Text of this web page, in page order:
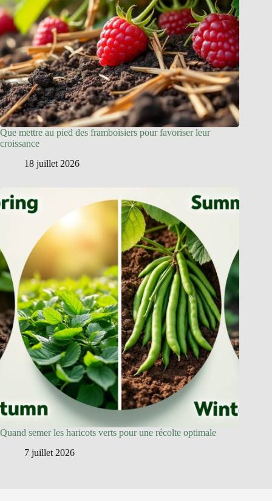
Que mettre au pied des framboisiers pour favoriser leur
croissance
18 juillet 2026
Quand semer les haricots verts pour une récolte optimale
7 juillet 2026